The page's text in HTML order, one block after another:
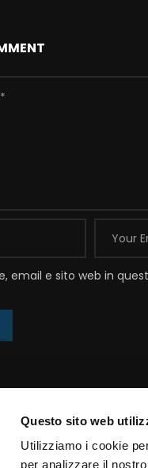
Questo sito web
Utilizziamo i cookie
per analizzare il
email e sito web in